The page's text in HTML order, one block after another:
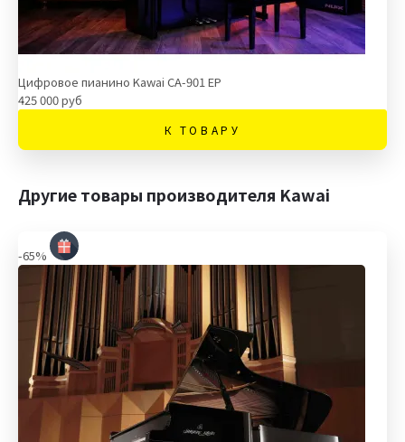
Цифровое пианино Kawai CA-901 EP
425 000 руб
К ТОВАРУ
Другие товары производителя Kawai
-65%